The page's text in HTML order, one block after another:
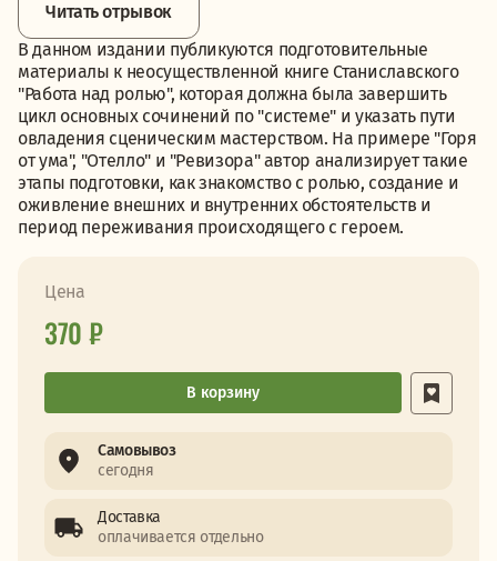
Читать отрывок
В данном издании публикуются подготовительные
материалы к неосуществленной книге Станиславского
"Работа над ролью", которая должна была завершить
цикл основных сочинений по "системе" и указать пути
овладения сценическим мастерством. На примере "Горя
от ума", "Отелло" и "Ревизора" автор анализирует такие
этапы подготовки, как знакомство с ролью, создание и
оживление внешних и внутренних обстоятельств и
период переживания происходящего с героем.
Цена
370 ₽
В корзину
Самовывоз
сегодня
Доставка
оплачивается отдельно